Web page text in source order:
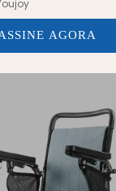
AGORA
Scooter